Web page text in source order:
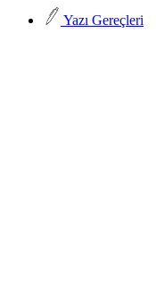
Yazı Gereçleri